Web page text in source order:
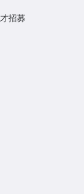
招募